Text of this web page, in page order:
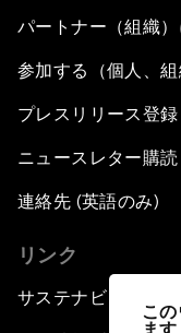
こ
ます
パートナー（組織
参加する（個人、組
プレスリリース登録
ニュースレター購読
連絡先 (英語のみ)
リンク
サステナビリティへ